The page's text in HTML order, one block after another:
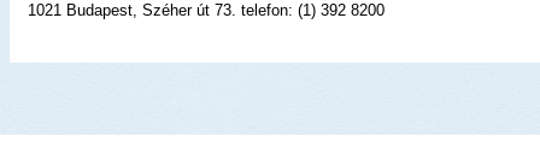
1021 Budapest, Széher út 73. telefon: (1) 392 8200